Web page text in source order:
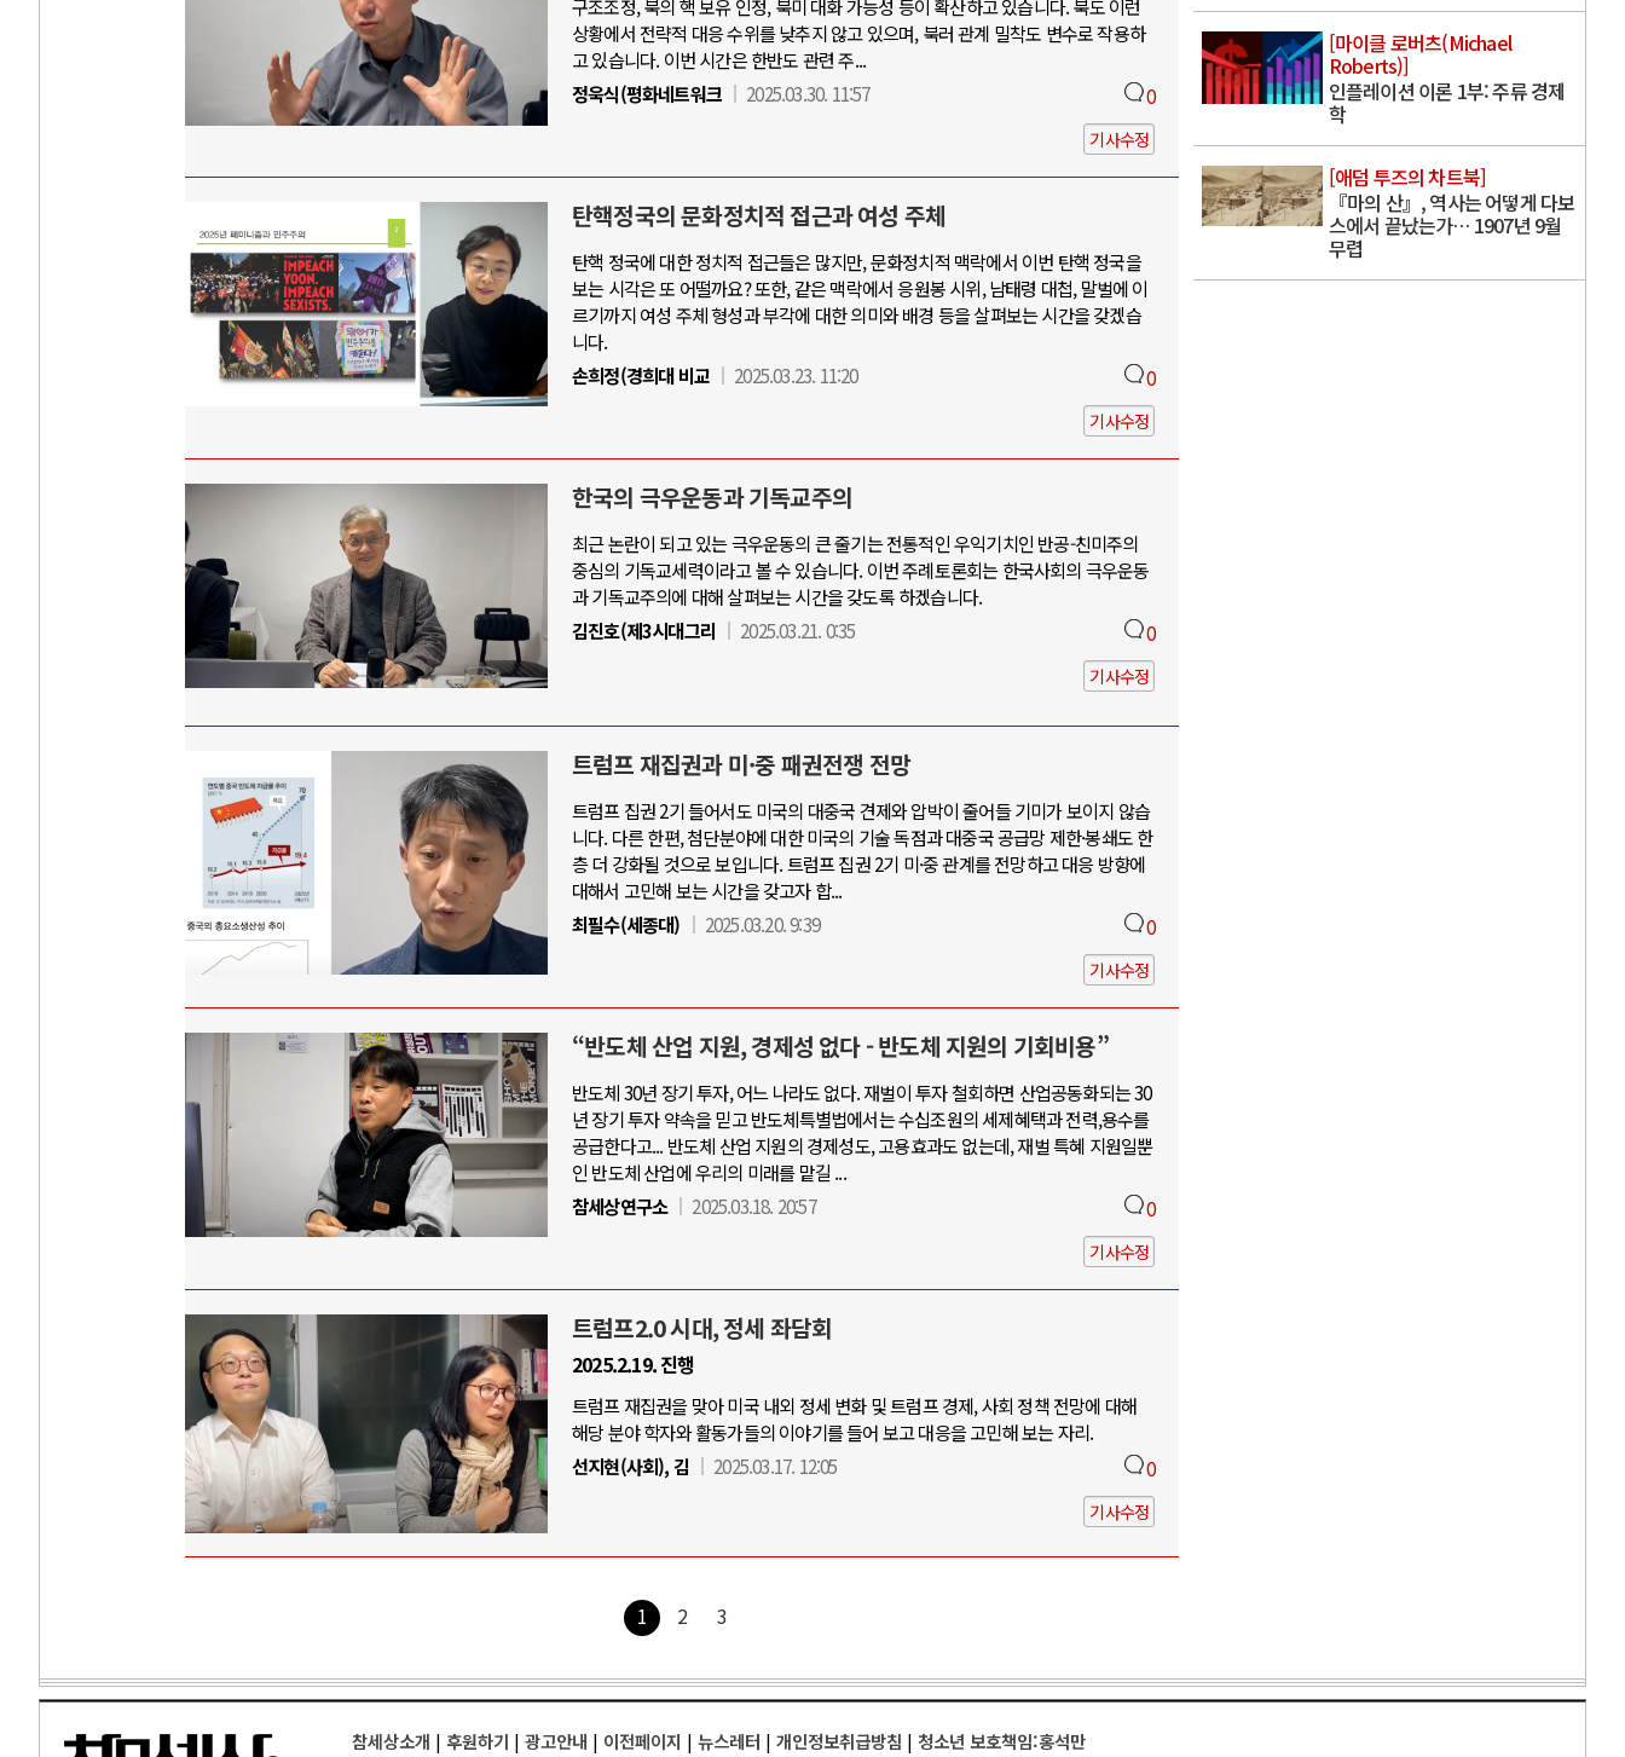
구조조정, 북의 핵 보유 인정, 북미 대화 가능성 등이 확산하고 있습니다. 북도 이런
상황에서 전략적 대응 수위를 낮추지 않고 있으며, 북러 관계 밀착도 변수로 작용하
고 있습니다. 이번 시간은 한반도 관련 주...
정욱식(평화네트워크
2025.03.30. 11:57 0
기사수정
탄핵정국의 문화정치적 접근과 여성 주체
탄핵 정국에 대한 정치적 접근들은 많지만, 문화정치적 맥락에서 이번 탄핵 정국을
보는 시각은 또 어떨까요? 또한, 같은 맥락에서 응원봉 시위, 남태령 대첩, 말벌에 이
르기까지 여성 주체 형성과 부각에 대한 의미와 배경 등을 살펴보는 시간을 갖겠습
니다.
손희정(경희대 비교
2025.03.23. 11:20 0
기사수정
한국의 극우운동과 기독교주의
최근 논란이 되고 있는 극우운동의 큰 줄기는 전통적인 우익기치인 반공-친미주의
중심의 기독교세력이라고 볼 수 있습니다. 이번 주례토론회는 한국사회의 극우운동
과 기독교주의에 대해 살펴보는 시간을 갖도록 하겠습니다.
김진호(제3시대그리
2025.03.21. 0:35 0
기사수정
트럼프 재집권과 미·중 패권전쟁 전망
트럼프 집권 2기 들어서도 미국의 대중국 견제와 압박이 줄어들 기미가 보이지 않습
니다. 다른 한편, 첨단분야에 대한 미국의 기술 독점과 대중국 공급망 제한·봉쇄도 한
층 더 강화될 것으로 보입니다. 트럼프 집권 2기 미·중 관계를 전망하고 대응 방향에
대해서 고민해 보는 시간을 갖고자 합...
최필수(세종대)
2025.03.20. 9:39 0
기사수정
“반도체 산업 지원, 경제성 없다 - 반도체 지원의 기회비용”
반도체 30년 장기 투자, 어느 나라도 없다. 재벌이 투자 철회하면 산업공동화되는 30
년 장기 투자 약속을 믿고 반도체특별법에서는 수십조원의 세제혜택과 전력,용수를
공급한다고... 반도체 산업 지원의 경제성도, 고용효과도 없는데, 재벌 특혜 지원일뿐
인 반도체 산업에 우리의 미래를 맡길 ...
참세상연구소
2025.03.18. 20:57 0
기사수정
트럼프2.0 시대, 정세 좌담회
2025.2.19. 진행
트럼프 재집권을 맞아 미국 내외 정세 변화 및 트럼프 경제, 사회 정책 전망에 대해
해당 분야 학자와 활동가들의 이야기를 들어 보고 대응을 고민해 보는 자리.
선지현(사회), 김
2025.03.17. 12:05 0
기사수정
1 2 3
[마이클 로버츠(Michael
Roberts)]
인플레이션 이론 1부: 주류 경제
학
[애덤 투즈의 차트북]
『마의 산』, 역사는 어떻게 다보
스에서 끝났는가… 1907년 9월
무렵
참세상소개 | 후원하기 | 광고안내 | 이전페이지 | 뉴스레터 | 개인정보취급방침 | 청소년 보호책임:홍석만